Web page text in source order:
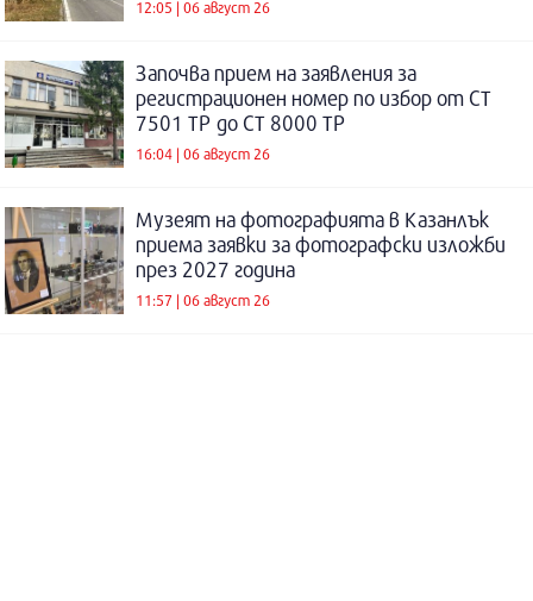
12:05 | 06 август 26
Започва прием на заявления за
регистрационен номер по избор от СТ
7501 ТР до СТ 8000 ТР
16:04 | 06 август 26
Музеят на фотографията в Казанлък
приема заявки за фотографски изложби
през 2027 година
11:57 | 06 август 26